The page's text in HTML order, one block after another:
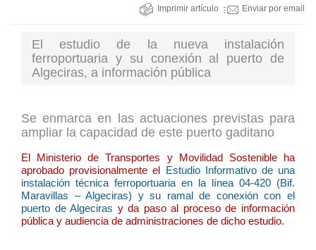
Imprimir artículo Enviar por email
El estudio de la nueva instalación
ferroportuaria y su conexión al puerto de
Algeciras, a información pública
Se enmarca en las actuaciones previstas para
ampliar la capacidad de este puerto gaditano
El Ministerio de Transportes y Movilidad Sostenible ha
aprobado provisionalmente el Estudio Informativo de una
instalación técnica ferroportuaria en la línea 04-420 (Bif.
Maravillas – Algeciras) y su ramal de conexión con el
puerto de Algeciras y da paso al proceso de información
pública y audiencia de administraciones de dicho estudio.